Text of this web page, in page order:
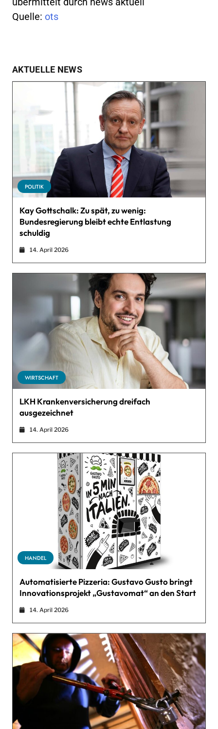
Quelle: ots
AKTUELLE NEWS
POLITIK
Kay Gottschalk: Zu spät, zu wenig:
Bundesregierung bleibt echte Entlastung
schuldig
14. April 2026
WIRTSCHAFT
LKH Krankenversicherung dreifach
ausgezeichnet
14. April 2026
HANDEL
Automatisierte Pizzeria: Gustavo Gusto bringt
Innovationsprojekt „Gustavomat“ an den Start
14. April 2026